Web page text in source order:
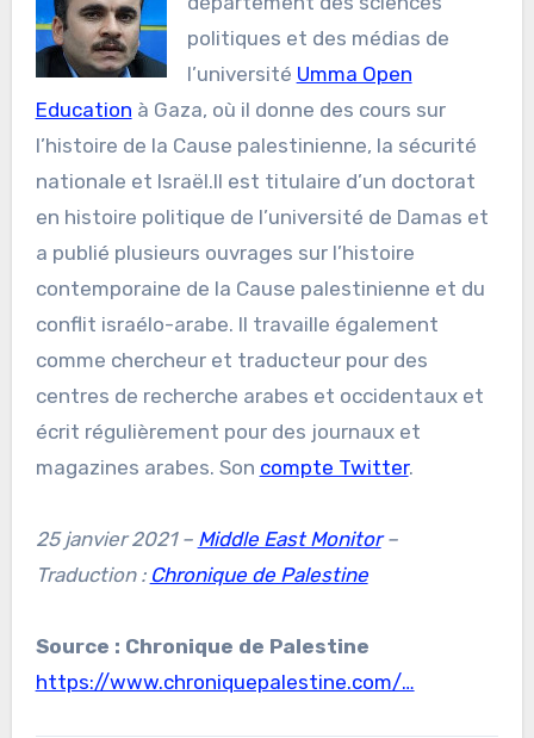
politiques et des médias de
l’université Umma Open
Education à Gaza, où il donne des cours sur
l’histoire de la Cause palestinienne, la sécurité
nationale et lsraël.Il est titulaire d’un doctorat
en histoire politique de l’université de Damas et
a publié plusieurs ouvrages sur l’histoire
contemporaine de la Cause palestinienne et du
conflit israélo-arabe. Il travaille également
comme chercheur et traducteur pour des
centres de recherche arabes et occidentaux et
écrit régulièrement pour des journaux et
magazines arabes. Son compte Twitter.
25 janvier 2021 – Middle East Monitor–
Traduction : Chronique de Palestine
Source : Chronique de Palestine
https://www.chroniquepalestine.com/…